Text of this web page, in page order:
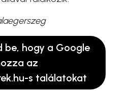
hogy a Google
az
s találatokat